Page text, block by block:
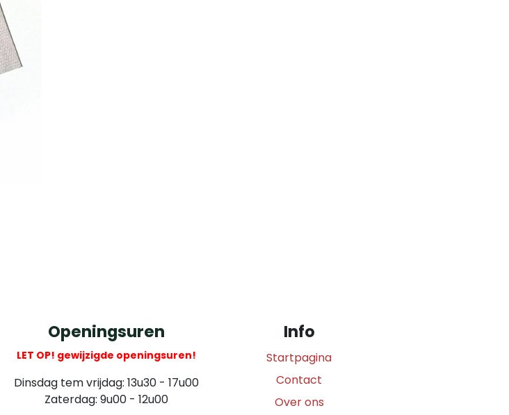
Openingsuren
LET OP! gewijzigde openingsuren!
Dinsdag tem vrijdag: 13u30 - 17u00
Zaterdag: 9u00 - 12u00
Info
Startpagina
Contact
Over ons